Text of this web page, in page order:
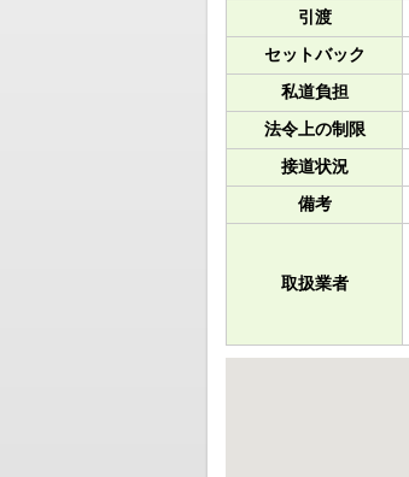
引渡
セットバック
私道負担
法令上の制限
接道状況
備考
取扱業者